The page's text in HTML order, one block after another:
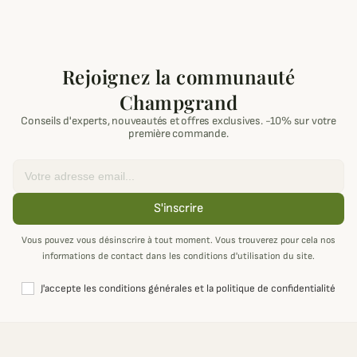
Rejoignez la communauté
Champgrand
Conseils d'experts, nouveautés et offres exclusives. -10% sur votre
première commande.
S'inscrire
Vous pouvez vous désinscrire à tout moment. Vous trouverez pour cela nos
informations de contact dans les conditions d'utilisation du site.
J'accepte les conditions générales et la politique de confidentialité